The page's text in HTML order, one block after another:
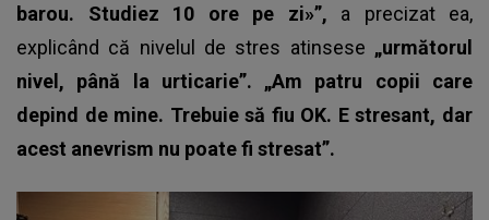
barou. Studiez 10 ore pe zi»”, a precizat ea,
explicând că nivelul de stres atinsese „următorul
nivel, până la urticarie”. „Am patru copii care
depind de mine. Trebuie să fiu OK. E stresant, dar
acest anevrism nu poate fi stresat”.